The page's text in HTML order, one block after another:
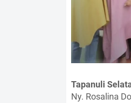
Tapanuli
Ny. Rosalina